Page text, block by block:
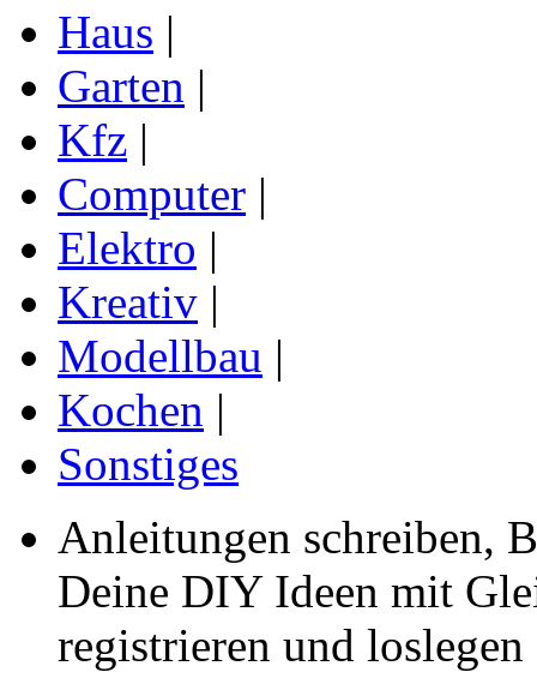
Haus |
Garten |
Kfz |
Computer |
Elektro |
Kreativ |
Modellbau |
Kochen |
Sonstiges
Anleitungen schreiben,
Deine DIY Ideen mit
registrieren und loslegen